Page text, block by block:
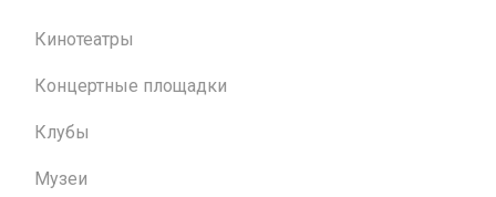
Кинотеатры
Концертные площадки
Клубы
Музеи